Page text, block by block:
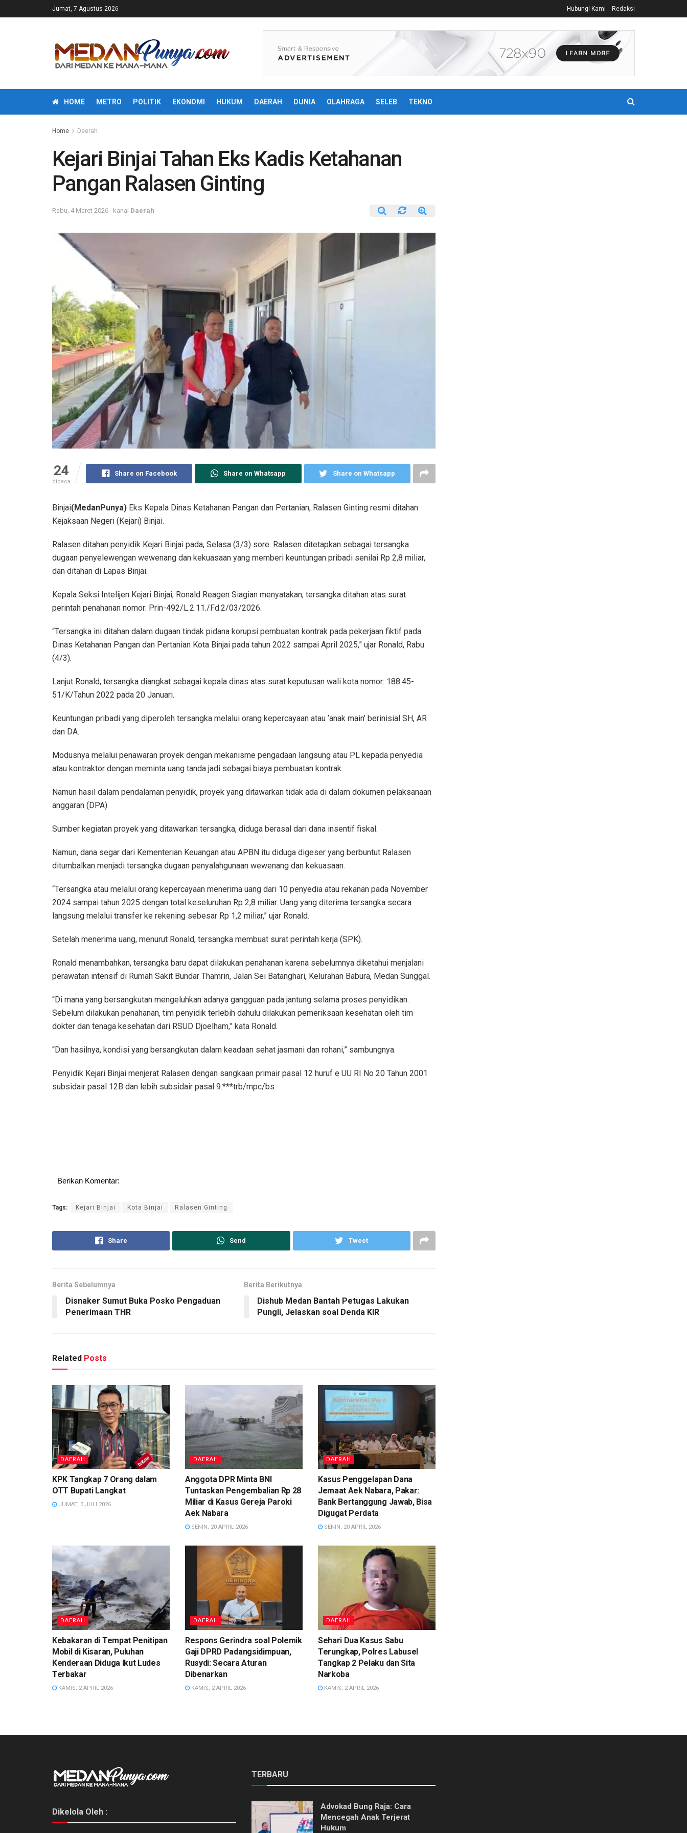
Jumat, 7 Agustus 2026 Hubungi Kami Redaksi
HOME METRO POLITIK EKONOMI HUKUM DAERAH DUNIA OLAHRAGA SELEB TEKNO
Home Daerah
Kejari Binjai Tahan Eks Kadis Ketahanan
Pangan Ralasen Ginting
Rabu, 4 Maret 2026 kanal Daerah
24
dibaca
Share on Facebook Share on Whatsapp Share on Whatsapp
Binjai(MedanPunya) Eks Kepala Dinas Ketahanan Pangan dan Pertanian, Ralasen Ginting resmi ditahan
Kejaksaan Negeri (Kejari) Binjai.
Ralasen ditahan penyidik Kejari Binjai pada, Selasa (3/3) sore. Ralasen ditetapkan sebagai tersangka
dugaan penyelewengan wewenang dan kekuasaan yang memberi keuntungan pribadi senilai Rp 2,8 miliar,
dan ditahan di Lapas Binjai.
Kepala Seksi Intelijen Kejari Binjai, Ronald Reagen Siagian menyatakan, tersangka ditahan atas surat
perintah penahanan nomor: Prin-492/L.2.11./Fd.2/03/2026.
“Tersangka ini ditahan dalam dugaan tindak pidana korupsi pembuatan kontrak pada pekerjaan fiktif pada
Dinas Ketahanan Pangan dan Pertanian Kota Binjai pada tahun 2022 sampai April 2025,” ujar Ronald, Rabu
(4/3).
Lanjut Ronald, tersangka diangkat sebagai kepala dinas atas surat keputusan wali kota nomor: 188.45-
51/K/Tahun 2022 pada 20 Januari.
Keuntungan pribadi yang diperoleh tersangka melalui orang kepercayaan atau ‘anak main’ berinisial SH, AR
dan DA.
Modusnya melalui penawaran proyek dengan mekanisme pengadaan langsung atau PL kepada penyedia
atau kontraktor dengan meminta uang tanda jadi sebagai biaya pembuatan kontrak.
Namun hasil dalam pendalaman penyidik, proyek yang ditawarkan tidak ada di dalam dokumen pelaksanaan
anggaran (DPA).
Sumber kegiatan proyek yang ditawarkan tersangka, diduga berasal dari dana insentif fiskal.
Namun, dana segar dari Kementerian Keuangan atau APBN itu diduga digeser yang berbuntut Ralasen
ditumbalkan menjadi tersangka dugaan penyalahgunaan wewenang dan kekuasaan.
“Tersangka atau melalui orang kepercayaan menerima uang dari 10 penyedia atau rekanan pada November
2024 sampai tahun 2025 dengan total keseluruhan Rp 2,8 miliar. Uang yang diterima tersangka secara
langsung melalui transfer ke rekening sebesar Rp 1,2 miliar,” ujar Ronald.
Setelah menerima uang, menurut Ronald, tersangka membuat surat perintah kerja (SPK).
Ronald menambahkan, tersangka baru dapat dilakukan penahanan karena sebelumnya diketahui menjalani
perawatan intensif di Rumah Sakit Bundar Thamrin, Jalan Sei Batanghari, Kelurahan Babura, Medan Sunggal.
“Di mana yang bersangkutan mengeluhkan adanya gangguan pada jantung selama proses penyidikan.
Sebelum dilakukan penahanan, tim penyidik terlebih dahulu dilakukan pemeriksaan kesehatan oleh tim
dokter dan tenaga kesehatan dari RSUD Djoelham,” kata Ronald.
“Dan hasilnya, kondisi yang bersangkutan dalam keadaan sehat jasmani dan rohani,” sambungnya.
Penyidik Kejari Binjai menjerat Ralasen dengan sangkaan primair pasal 12 huruf e UU RI No 20 Tahun 2001
subsidair pasal 12B dan lebih subsidair pasal 9.***trb/mpc/bs
Berikan Komentar:
Tags: Kejari Binjai Kota Binjai Ralasen Ginting
Share Send Tweet
Berita Sebelumnya
Disnaker Sumut Buka Posko Pengaduan
Penerimaan THR
Berita Berikutnya
Dishub Medan Bantah Petugas Lakukan
Pungli, Jelaskan soal Denda KIR
Related Posts
DAERAH
KPK Tangkap 7 Orang dalam
OTT Bupati Langkat
JUMAT, 3 JULI 2026
DAERAH
Anggota DPR Minta BNI
Tuntaskan Pengembalian Rp 28
Miliar di Kasus Gereja Paroki
Aek Nabara
SENIN, 20 APRIL 2026
DAERAH
Kasus Penggelapan Dana
Jemaat Aek Nabara, Pakar:
Bank Bertanggung Jawab, Bisa
Digugat Perdata
SENIN, 20 APRIL 2026
DAERAH
Kebakaran di Tempat Penitipan
Mobil di Kisaran, Puluhan
Kenderaan Diduga Ikut Ludes
Terbakar
KAMIS, 2 APRIL 2026
DAERAH
Respons Gerindra soal Polemik
Gaji DPRD Padangsidimpuan,
Rusydi: Secara Aturan
Dibenarkan
KAMIS, 2 APRIL 2026
DAERAH
Sehari Dua Kasus Sabu
Terungkap, Polres Labusel
Tangkap 2 Pelaku dan Sita
Narkoba
KAMIS, 2 APRIL 2026
Dikelola Oleh :
TERBARU
Advokad Bung Raja: Cara
Mencegah Anak Terjerat
Hukum